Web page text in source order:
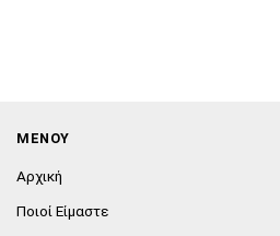
ΜΕΝΟΥ
Αρχική
Ποιοί Είμαστε